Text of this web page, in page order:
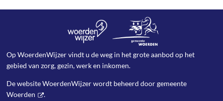
Op WoerdenWijzer vindt u de weg in het grote aanbod op het
gebied van zorg, gezin, werk en inkomen.
De website WoerdenWijzer wordt beheerd doorgemeente
Woerden
.